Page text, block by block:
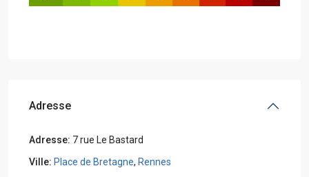
Adresse
Adresse: 7 rue Le Bastard
Ville: Place de Bretagne, Rennes